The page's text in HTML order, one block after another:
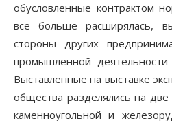
обусловленные контрактом
все больше расширялась,
стороны других
промышленной
Выставленные на выставке
общества разделялись на две
каменноугольной и